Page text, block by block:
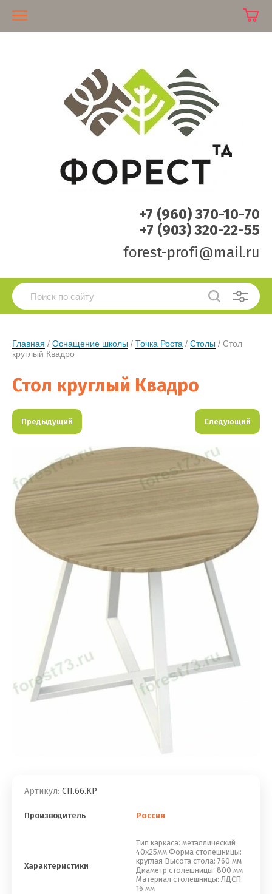
+7 (960) 370-10-70
+7 (903) 320-22-55
forest-profi@mail.ru
Главная / Оснащение школы / Точка Роста / Столы / Стол
круглый Квадро
Стол круглый Квадро
Предыдущий Следующий
Артикул: СП.66.КР
Производитель Россия
Характеристики
Тип каркаса: металлический
40х25мм Форма столешницы:
круглая Высота стола: 760 мм
Диаметр столешницы: 800 мм
Материал столешницы: ЛДСП
16 мм